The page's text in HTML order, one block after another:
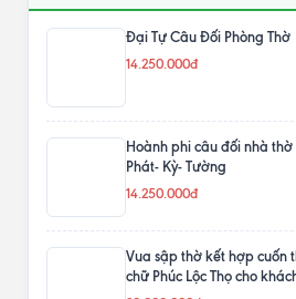
Đại Tự Câu Đối Phòng Thờ
14.250.000đ
Hoành phi câu đối nhà thờ
Phát- Kỳ- Tường
14.250.000đ
Vua sập thờ kết hợp cuốn
chữ Phúc Lộc Thọ cho